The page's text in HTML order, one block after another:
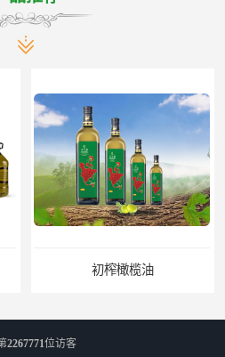
橄榄油生产厂家
2267771位访客